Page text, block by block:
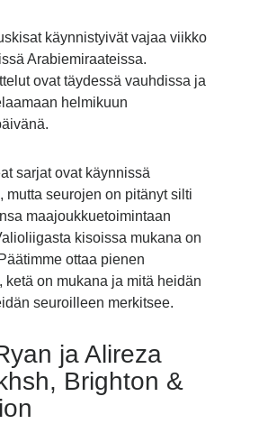
käynnistyivät vajaa viikko
Arabiemiraateissa.
ovat täydessä vauhdissa ja
helmikuun
sarjat ovat käynnissä
mutta seurojen on pitänyt silti
maajoukkuetoimintaan
kisoissa mukana on
ottaa pienen
ketä on mukana ja mitä heidän
seuroilleen merkitsee.
ja Alireza
Brighton &